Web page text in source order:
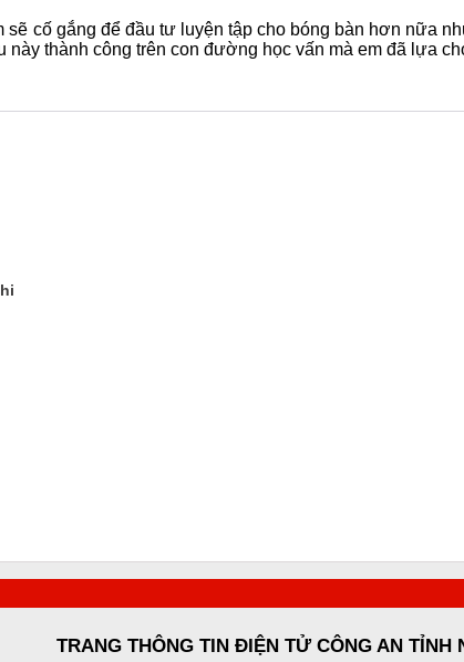
sẽ cố gắng để đầu tư luyện tập cho bóng bàn hơn nữa
thành công trên con đường học vấn mà em đã lựa
TRANG THÔNG TIN ĐIỆN TỬ CÔNG AN TỈNH